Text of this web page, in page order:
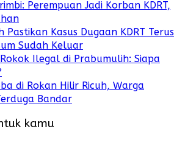
Perempuan Jadi Korban KDRT,
Pastikan Kasus Dugaan KDRT Terus
Sudah Keluar
Rokok Ilegal di Prabumulih: Siapa
di Rokan Hilir Ricuh, Warga
Bandar
kamu